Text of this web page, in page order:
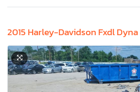
2015 Harley-Davidson Fxdl